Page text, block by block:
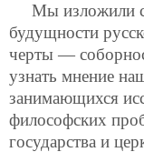
Мы изложили
будущности
черты —
узнать мнение
занимающихся
философских
государства и